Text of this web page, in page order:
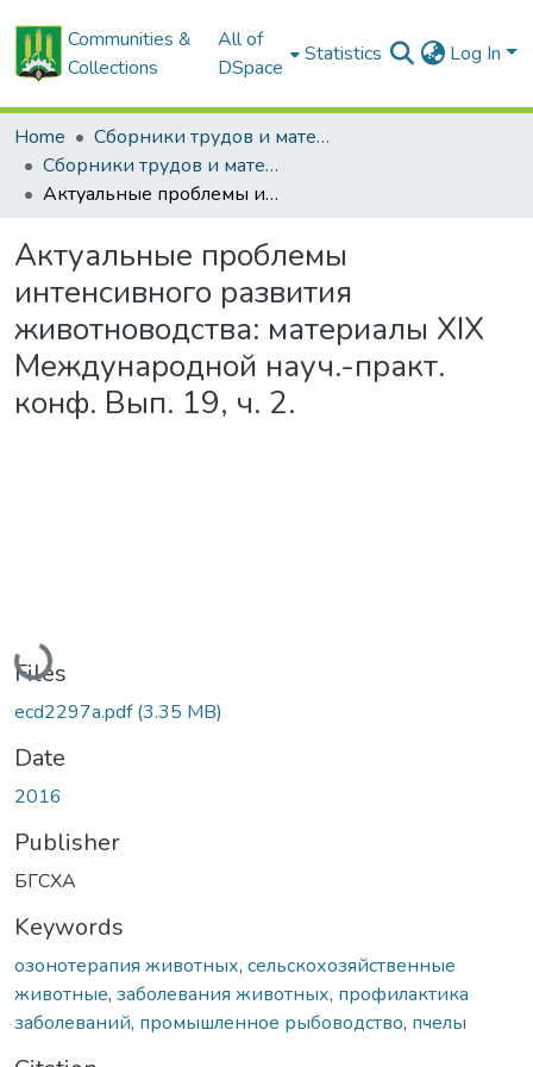
Communities &
Collections
All of
DSpace
Statistics Log In
Home
Сборники трудов и материалов конференций
Сборники трудов и материалы конференций
Актуальные проблемы интенсивного развития животноводства: материалы XIX Международной науч.-практ. конф. Вып. 19, ч. 2.
Актуальные проблемы
интенсивного развития
животноводства: материалы XIX
Международной науч.-практ.
конф. Вып. 19, ч. 2.
Loading...
Files
ecd2297a.pdf(3.35 MB)
Date
2016
Publisher
БГСХА
Keywords
озонотерапия животных, сельскохозяйственные
животные, заболевания животных, профилактика
заболеваний, промышленное рыбоводство, пчелы